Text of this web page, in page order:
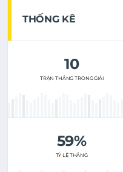
THỐNG KÊ
10
TRẬN THẮNG TRONG GIẢI
59%
TỶ LỆ THẮNG